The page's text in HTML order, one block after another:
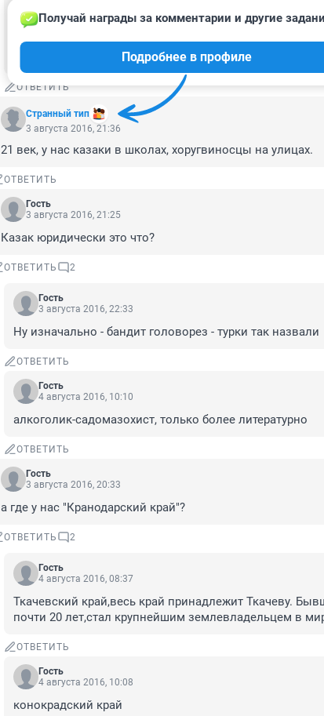
Хех, это уже на высшее тянет.
ОТВЕТИТЬ
Странный тип
Получай награды за комментарии и другие
Подробнее в профиле
3 августа 2016, 21:36
21 век, у нас казаки в школах, хоругвиносцы на улицах.
ОТВЕТИТЬ
Гость
3 августа 2016, 21:25
Казак юридически это что?
ОТВЕТИТЬ 2
Гость
3 августа 2016, 22:33
Ну изначально - бандит головорез - турки так назвали
ОТВЕТИТЬ
Гость
4 августа 2016, 10:10
алкоголик-садомазохист, только более литературно
ОТВЕТИТЬ
Гость
3 августа 2016, 20:33
а где у нас "Кранодарский край"?
ОТВЕТИТЬ 2
Гость
4 августа 2016, 08:37
Ткачевский край,весь край принадлежит Ткачеву.
почти 20 лет,стал крупнейшим землевладельцем в
ОТВЕТИТЬ
Гость
4 августа 2016, 10:08
конокрадский край